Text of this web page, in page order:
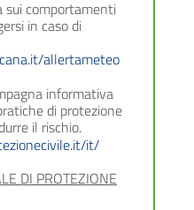
sui comportamenti
in caso di
allertameteo
informativa
di protezione
il rischio.
it/
DI PROTEZIONE